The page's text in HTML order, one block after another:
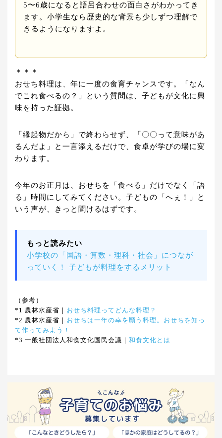
5〜6歳になると語呂合わせの面白さがわかってき
ます。小学生なら歴史的な背景も少しずつ理解で
きるようになりますよ。
＊＊＊
おせち料理は、年に一度の食育チャンスです。「なん
でこれ食べるの？」という質問は、子どもが文化に興
味を持った証拠。
「縁起物だから」で終わらせず、「〇〇って意味があ
るんだよ」と一言添えるだけで、食卓が学びの場に変
わります。
今年のお正月は、おせちを「食べる」だけでなく「語
る」時間にしてみてください。子どもの「へぇ！」と
いう声が、きっと聞けるはずです。
もっと読みたい
小学校の「国語・算数・理科・社会」につなが
っていく！ 子どもが料理をするメリット
（参考）
*1 農林水産省｜ おせち料理ってどんな料理？
*2 農林水産省｜ おせちは一年の幸を願う料理。おせちを知っ
て作ってみよう！
*3 一般社団法人和食文化国民会議｜ 和食文化とは